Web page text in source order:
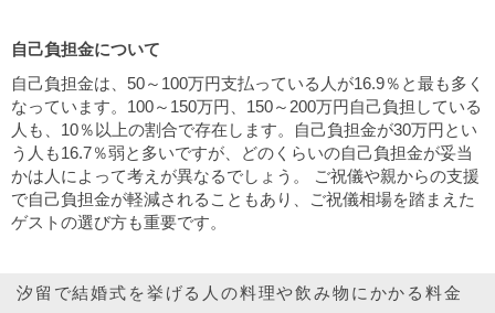
自己負担金について
自己負担金は、50～100万円支払っている人が16.9％と最も多く
なっています。100～150万円、150～200万円自己負担している
人も、10％以上の割合で存在します。自己負担金が30万円とい
う人も16.7％弱と多いですが、どのくらいの自己負担金が妥当
かは人によって考えが異なるでしょう。 ご祝儀や親からの支援
で自己負担金が軽減されることもあり、ご祝儀相場を踏まえた
ゲストの選び方も重要です。
汐留で結婚式を挙げる人の料理や飲み物にかかる料金